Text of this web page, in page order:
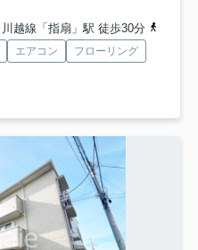
川越線「指扇」駅 徒歩30分
エアコン
フローリング